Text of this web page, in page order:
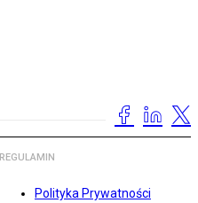
REGULAMIN
Polityka Prywatności